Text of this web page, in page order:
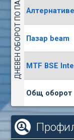
-1.71%
ДНЕВЕН ОБОРОТ ПО ПАЗАРИ Пазар beam
MTF BSE
Общ оборот